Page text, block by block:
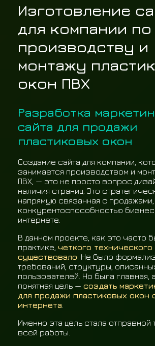
Изготовление
для компании по
производству и
монтажу
окон ПВХ
Разработка
сайта для продажи
пластиковых окон
Создание сайта для компании,
занимается производством и
ПВХ, — это не просто вопрос
наличия страниц. Это
напрямую связанная с
конкурентоспособностью
интернете.
В данном проекте, как это часто
практике, четкого
существовало . Не было
требований, структуры,
пользователей. Но была главная,
понятная цель — создать
для продажи пластиковых окон
интернета
Именно эта цель стала отправной
всей работы.